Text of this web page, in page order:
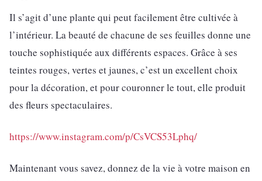
Il s’agit d’une plante qui peut facilement être cultivée à
l’intérieur. La beauté de chacune de ses feuilles donne une
touche sophistiquée aux différents espaces. Grâce à ses
teintes rouges, vertes et jaunes, c’est un excellent choix
pour la décoration, et pour couronner le tout, elle produit
des fleurs spectaculaires.
https://www.instagram.com/p/CsVCS53Lphq/
Maintenant vous savez, donnez de la vie à votre maison en